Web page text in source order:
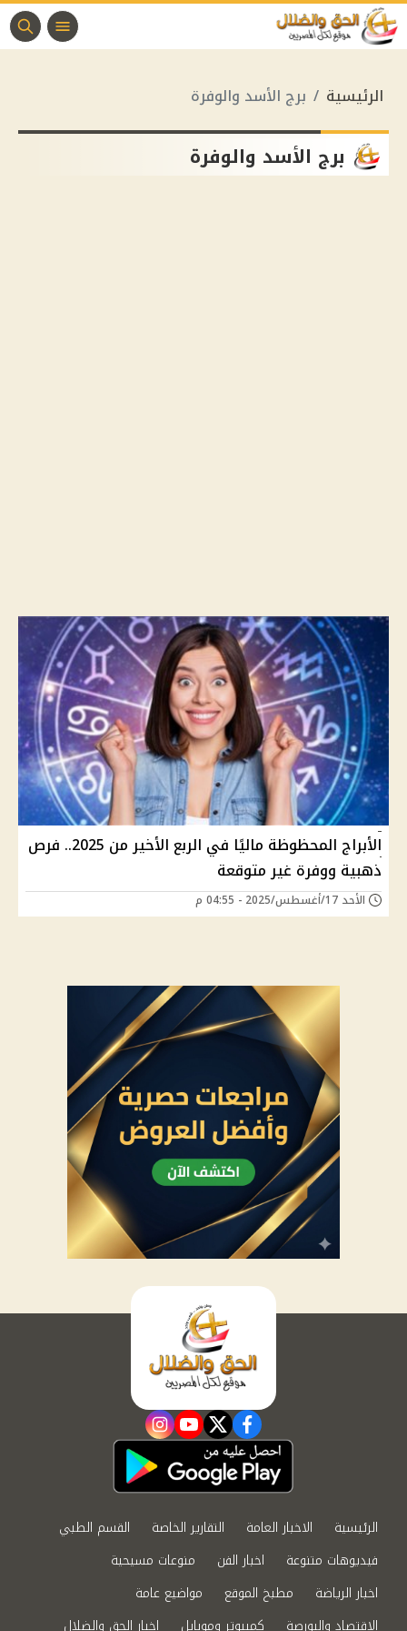
الرئيسية برج الأسد والوفرة
برج الأسد والوفرة
الأبراج المحظوظة ماليًا في الربع الأخير من 2025.. فرص
ذهبية ووفرة غير متوقعة
الأحد 17/أغسطس/2025 - 04:55 م
facebook
twitter
youtube
instagram
الرئيسية الاخبار العامة التقارير الخاصة
القسم الطبي
فيديوهات متنوعة
اخبار الفن
منوعات مسيحية
اخبار الرياضة
مطبخ الموقع
مواضيع عامة
الاقتصاد والبورصة
كمبيوتر وموبايل اخبار الحق والضلال